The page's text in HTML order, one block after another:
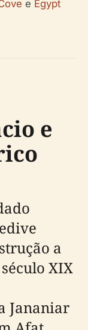
e Egypt
e
a
XIX
Jananiar